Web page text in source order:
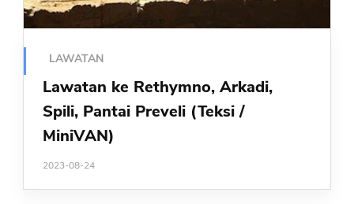
LAWATAN
Lawatan ke Rethymno, Arkadi,
Spili, Pantai Preveli (Teksi /
MiniVAN)
2023-08-24